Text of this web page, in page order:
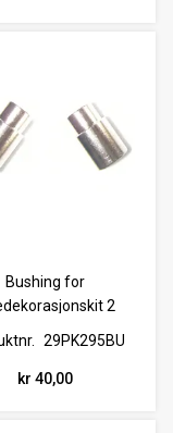
Bushing for
2
29PK295BU
kr 40,00